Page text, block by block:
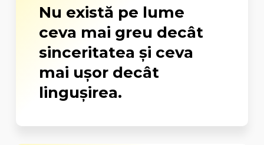
Nu există pe lume
ceva mai greu decât
sinceritatea şi ceva
mai uşor decât
linguşirea.